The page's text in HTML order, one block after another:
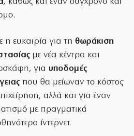
ευκαιρία για τη θωράκιση
με νέα κέντρα και
για υποδομές
που θα μείωναν το κόστος
αλλά και για έναν
με πραγματικά
ίντερνετ.